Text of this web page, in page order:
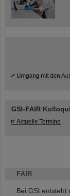
FAIR
Bei GSI entsteht
Umgang mit den
GSI-FAIR
Aktuelle Termine